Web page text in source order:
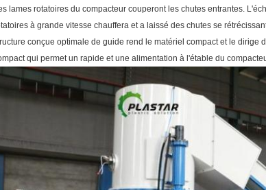
lames rotatoires du compacteur couperont les chutes entrantes.
à grande vitesse chauffera et a laissé des chutes se
conçue optimale de guide rend le matériel compact et le dirige
qui permet un rapide et une alimentation à l'étable du